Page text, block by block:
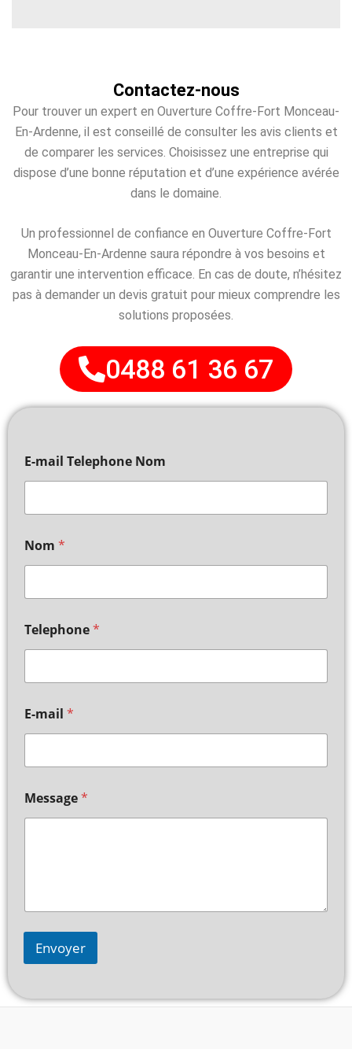
Contactez-nous
Pour trouver un expert en Ouverture Coffre-Fort Monceau-
En-Ardenne, il est conseillé de consulter les avis clients et
de comparer les services. Choisissez une entreprise qui
dispose d’une bonne réputation et d’une expérience avérée
dans le domaine.
Un professionnel de confiance en Ouverture Coffre-Fort
Monceau-En-Ardenne saura répondre à vos besoins et
garantir une intervention efficace. En cas de doute, n’hésitez
pas à demander un devis gratuit pour mieux comprendre les
solutions proposées.
0488 61 36 67
E-mail Telephone Nom
Nom *
Telephone*
E-mail *
Message*
Envoyer